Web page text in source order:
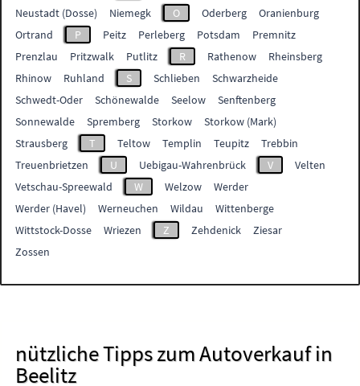
Neustadt (Dosse)
Niemegk O Oderberg
Oranienburg
Ortrand
P Peitz Perleberg Potsdam
Premnitz
Prenzlau
Pritzwalk Putlitz R Rathenow
Rheinsberg
Rhinow
Ruhland S Schlieben
Schwarzheide
Schwedt-Oder
Schönewalde Seelow
Senftenberg
Sonnewalde
Spremberg Storkow
Storkow (Mark)
Strausberg
T Teltow Templin Teupitz
Trebbin
Treuenbrietzen
U Uebigau-Wahrenbrück V
Velten
Vetschau-Spreewald
W Welzow
Werder
Werder (Havel)
Werneuchen Wildau
Wittenberge
Wittstock-Dosse
Wriezen Z Zehdenick
Ziesar
Zossen
nützliche Tipps zum Autoverkauf in
Beelitz